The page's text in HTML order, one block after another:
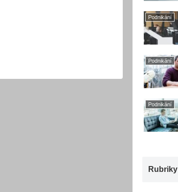
Podnikání
Podnikání
Podnikání
Rubriky